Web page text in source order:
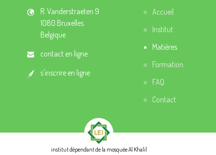
R. Vanderstraeten 9
1080 Bruxelles
Belgique
contact en ligne
s'inscrire en ligne
Accueil
Institut
Matières
Formation
FAQ
Contact
institut dépendant de la mosquée Al Khalil